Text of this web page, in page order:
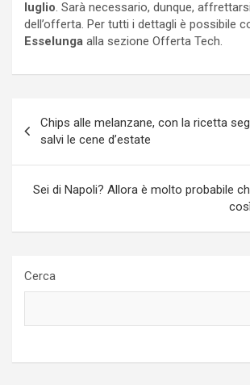
luglio. Sarà necessario, dunque,
dell’offerta. Per tutti i dettagli è possibile
Esselunga alla sezione Offerta Tech.
articoli
Chips alle melanzane, con la ricetta
salvi le cene d’estate
Sei di Napoli? Allora è molto probabile
Cerca